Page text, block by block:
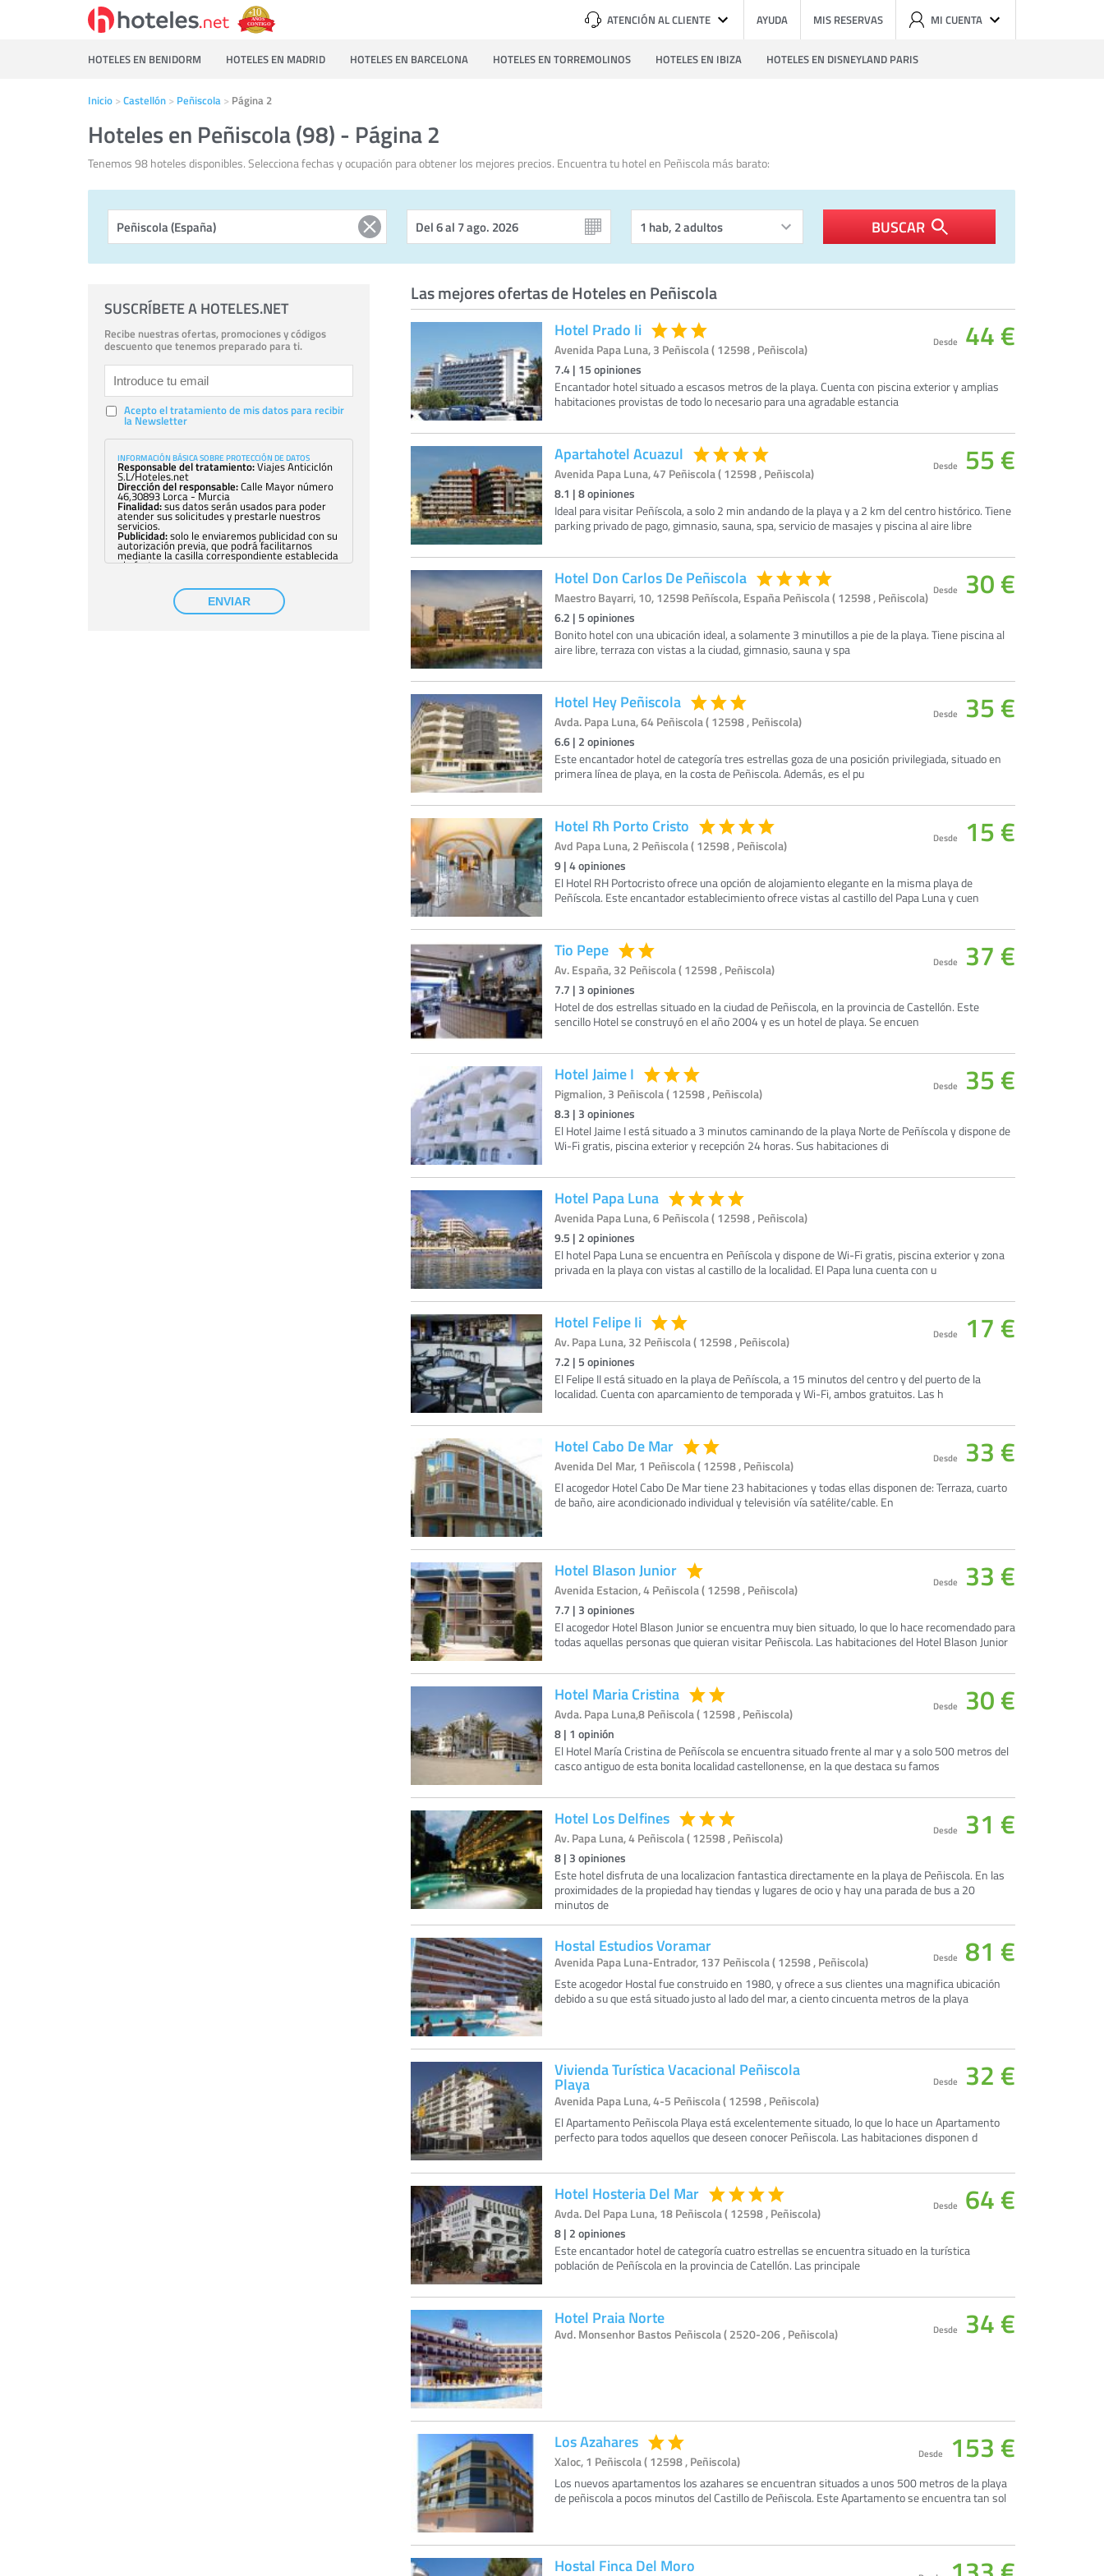
ATENCIÓN AL CLIENTE AYUDA MIS RESERVAS MI CUENTA
HOTELES EN BENIDORM HOTELES EN MADRID HOTELES EN BARCELONA HOTELES EN TORREMOLINOS HOTELES EN IBIZA HOTELES EN DISNEYLAND PARIS
Inicio Castellón Peñiscola Página 2
Hoteles en Peñiscola (98) - Página 2
Tenemos 98 hoteles disponibles. Selecciona fechas y ocupación para obtener los mejores precios. Encuentra tu hotel en Peñiscola más barato:
BUSCAR
Las mejores ofertas de Hoteles en Peñiscola
Hotel Prado Ii
Avenida Papa Luna, 3 Peñiscola ( 12598 , Peñiscola)
7.4 | 15 opiniones
Encantador hotel situado a escasos metros de la playa. Cuenta con piscina exterior y amplias
habitaciones provistas de todo lo necesario para una agradable estancia
Desde 44 €
Apartahotel Acuazul
Avenida Papa Luna, 47 Peñiscola ( 12598 , Peñiscola)
8.1 | 8opiniones
Ideal para visitar Peñíscola, a solo 2 min andando de la playa y a 2 km del centro histórico. Tiene
parking privado de pago, gimnasio, sauna, spa, servicio de masajes y piscina al aire libre
Desde 55 €
Hotel Don Carlos De Peñiscola
Maestro Bayarri, 10, 12598 Peñíscola, España Peñiscola ( 12598 , Peñiscola)
6.2 | 5 opiniones
Bonito hotel con una ubicación ideal, a solamente 3 minutillos a pie de la playa. Tiene piscina al
aire libre, terraza con vistas a la ciudad, gimnasio, sauna y spa
Desde 30 €
Hotel Hey Peñiscola
Avda. Papa Luna, 64 Peñiscola ( 12598 , Peñiscola)
6.6 | 2 opiniones
Este encantador hotel de categoría tres estrellas goza de una posición privilegiada, situado en
primera línea de playa, en la costa de Peñiscola. Además, es el pu
Desde 35 €
Hotel Rh Porto Cristo
Avd Papa Luna, 2 Peñiscola ( 12598 , Peñiscola)
9 | 4opiniones
El Hotel RH Portocristo ofrece una opción de alojamiento elegante en la misma playa de
Peñíscola. Este encantador establecimiento ofrece vistas al castillo del Papa Luna y cuen
Desde 15 €
Tio Pepe
Av. España, 32 Peñiscola ( 12598 , Peñiscola)
7.7 | 3 opiniones
Hotel de dos estrellas situado en la ciudad de Peñiscola, en la provincia de Castellón. Este
sencillo Hotel se construyó en el año 2004 y es un hotel de playa. Se encuen
Desde 37 €
Hotel Jaime I
Pigmalion, 3 Peñiscola ( 12598 , Peñiscola)
8.3 | 3 opiniones
El Hotel Jaime I está situado a 3 minutos caminando de la playa Norte de Peñíscola y dispone de
Wi-Fi gratis, piscina exterior y recepción 24 horas. Sus habitaciones di
Desde 35 €
Hotel Papa Luna
Avenida Papa Luna, 6 Peñiscola ( 12598 , Peñiscola)
9.5 | 2 opiniones
El hotel Papa Luna se encuentra en Peñíscola y dispone de Wi-Fi gratis, piscina exterior y zona
privada en la playa con vistas al castillo de la localidad. El Papa luna cuenta con u
Hotel Felipe Ii
Av. Papa Luna, 32 Peñiscola ( 12598 , Peñiscola)
7.2 | 5 opiniones
El Felipe II está situado en la playa de Peñíscola, a 15 minutos del centro y del puerto de la
localidad. Cuenta con aparcamiento de temporada y Wi-Fi, ambos gratuitos. Las h
Desde 17 €
Hotel Cabo De Mar
Avenida Del Mar, 1 Peñiscola ( 12598 , Peñiscola)
El acogedor Hotel Cabo De Mar tiene 23 habitaciones y todas ellas disponen de: Terraza, cuarto
de baño, aire acondicionado individual y televisión vía satélite/cable. En
Desde 33 €
Hotel Blason Junior
Avenida Estacion, 4 Peñiscola ( 12598 , Peñiscola)
7.7 | 3 opiniones
El acogedor Hotel Blason Junior se encuentra muy bien situado, lo que lo hace recomendado para
todas aquellas personas que quieran visitar Peñiscola. Las habitaciones del Hotel Blason Junior
Desde 33 €
Hotel Maria Cristina
Avda. Papa Luna,8 Peñiscola ( 12598 , Peñiscola)
8 | 1 opinión
El Hotel María Cristina de Peñíscola se encuentra situado frente al mar y a solo 500 metros del
casco antiguo de esta bonita localidad castellonense, en la que destaca su famos
Desde 30 €
Hotel Los Delfines
Av. Papa Luna, 4 Peñiscola ( 12598 , Peñiscola)
8 | 3 opiniones
Este hotel disfruta de una localizacion fantastica directamente en la playa de Peñiscola. En las
proximidades de la propiedad hay tiendas y lugares de ocio y hay una parada de bus a 20
minutos de
Desde 31 €
Hostal Estudios Voramar
Avenida Papa Luna-Entrador, 137 Peñiscola ( 12598 , Peñiscola)
Este acogedor Hostal fue construido en 1980, y ofrece a sus clientes una magnifica ubicación
debido a su que está situado justo al lado del mar, a ciento cincuenta metros de la playa
Desde 81 €
Vivienda Turística Vacacional Peñiscola
Playa
Avenida Papa Luna, 4-5 Peñiscola ( 12598 , Peñiscola)
El Apartamento Peñiscola Playa está excelentemente situado, lo que lo hace un Apartamento
perfecto para todos aquellos que deseen conocer Peñiscola. Las habitaciones disponen d
Desde 32 €
Hotel Hosteria Del Mar
Avda. Del Papa Luna, 18 Peñiscola ( 12598 , Peñiscola)
8 | 2 opiniones
Este encantador hotel de categoría cuatro estrellas se encuentra situado en la turística
población de Peñíscola en la provincia de Catellón. Las principale
Desde 64 €
Hotel Praia Norte
Avd. Monsenhor Bastos Peñiscola ( 2520-206 , Peñiscola) Desde 34 €
Los Azahares
Xaloc, 1 Peñiscola ( 12598 , Peñiscola)
Los nuevos apartamentos los azahares se encuentran situados a unos 500 metros de la playa
de peñiscola a pocos minutos del Castillo de Peñiscola. Este Apartamento se encuentra tan sol
Desde 153 €
Hostal Finca Del Moro
SUSCRÍBETE A HOTELES.NET
Recibe nuestras ofertas, promociones y códigos
descuento que tenemos preparado para ti.
Acepto el tratamiento de mis datos para recibir
la Newsletter
INFORMACIÓN BÁSICA SOBRE PROTECCIÓN DE DATOS
Responsable del tratamiento:Viajes Anticiclón
S.L/Hoteles.net
Dirección del responsable:Calle Mayor número
46,30893 Lorca - Murcia
Finalidad:sus datos serán usados para poder
atender sus solicitudes y prestarle nuestros
servicios.
Publicidad:solo le enviaremos publicidad con su
autorización previa, que podrá facilitarnos
mediante la casilla correspondiente establecida
al efecto.
con su consentimiento previo, que podrá
facilitarnos mediante la casilla correspondiente
establecida al efecto.
Destinatarios:con carácter general, sólo el
ENVIAR